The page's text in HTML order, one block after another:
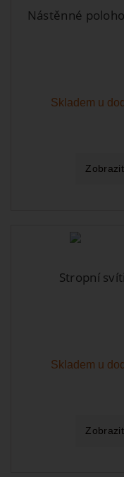
Nástěnné
Skladem u
Zobrazit
Stropní
Skladem u
Zobrazit